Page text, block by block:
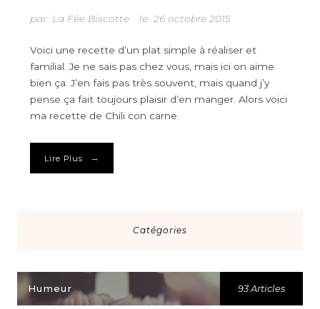
par La Fée Biscotte le 26 octobre 2015
Voici une recette d’un plat simple à réaliser et
familial. Je ne sais pas chez vous, mais ici on aime
bien ça. J’en fais pas très souvent, mais quand j’y
pense ça fait toujours plaisir d’en manger. Alors voici
ma recette de Chili con carne.
Lire Plus →
Catégories
Humeur 93 Articles